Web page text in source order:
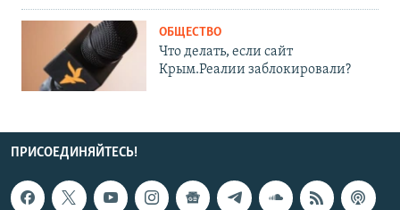
ОБЩЕСТВО
Что делать, если сайт
Крым.Реалии заблокировали?
ПРИСОЕДИНЯЙТЕСЬ!